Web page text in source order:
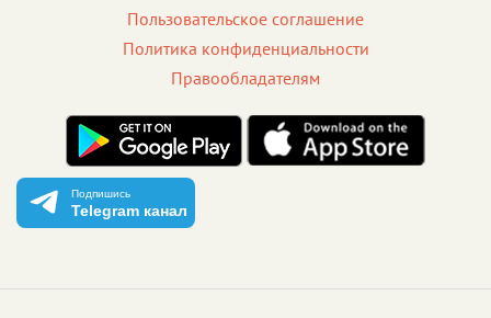
Пользовательское соглашение
Политика конфиденциальности
Правообладателям
Подпишись
Telegram канал